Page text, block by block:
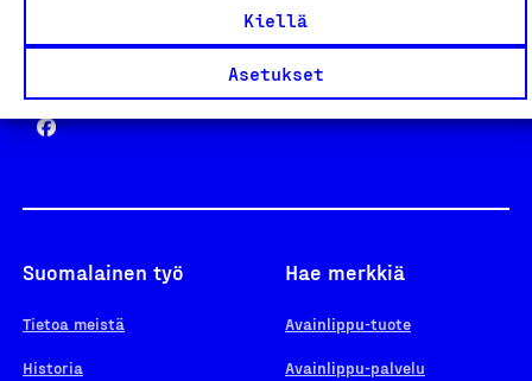
Kiellä
Asetukset
Yhteiskunnallinen Yritys -merkki
Suomalainen työ
Tietoa meistä
Historia
Hae merkkiä
Avainlippu-tuote
Avainlippu-palvelu